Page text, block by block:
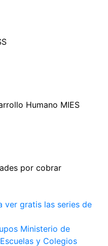
ver gratis las series de
Ministerio de
y Colegios